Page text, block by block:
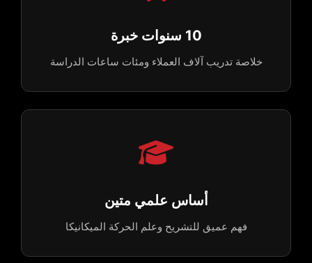
10 سنوات خبرة
خلاصة تدريب آلاف العملاء ومئات ساعات الدراسة
أساس علمي متين
فهم عميق للتشريح وعلم الحركة الميكانيكا